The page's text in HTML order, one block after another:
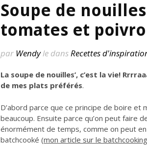
Soupe de
tomates et
par Wendyle dansRecettes
La soupe de nouilles’, c’est la vie!
de mes plats préférés.
D’abord parce que ce principe de boire
beaucoup. Ensuite parce qu’on peut faire
énormément de temps, comme on peut en
batchcooké (mon article sur le